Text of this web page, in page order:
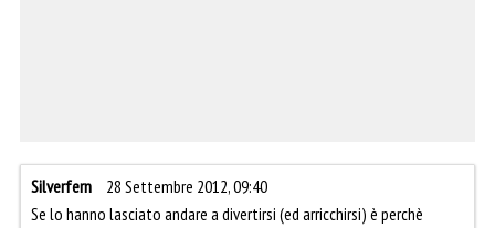
Silverfern
28 Settembre 2012, 09:40
Se lo hanno lasciato andare a divertirsi (ed arricchirsi) è perchè